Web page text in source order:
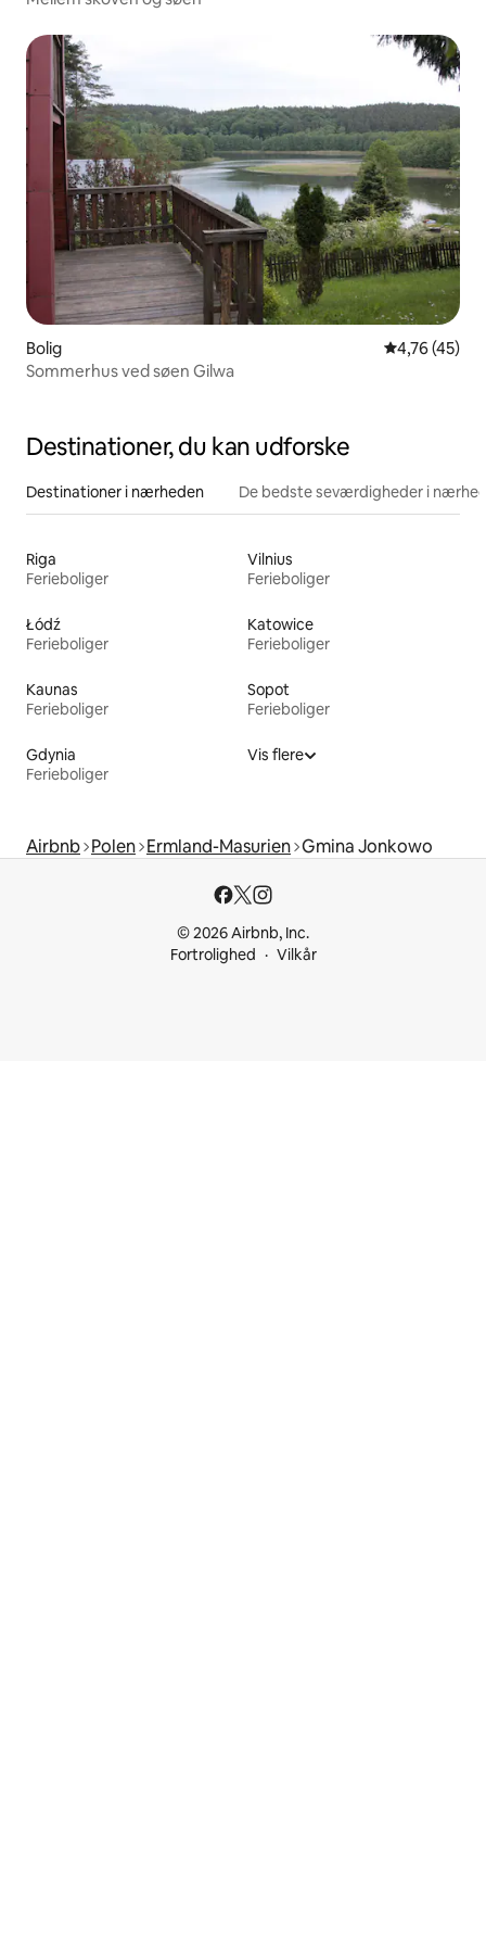
Bolig 4,76 ud af 5
4,76 (45)
Sommerhus ved søen Gilwa
Destinationer, du kan udforske
Destinationer i nærheden De bedste seværdigheder i
Riga
Ferieboliger
Vilnius
Ferieboliger
Łódź
Ferieboliger
Katowice
Ferieboliger
Kaunas
Ferieboliger
Sopot
Ferieboliger
Gdynia
Ferieboliger
Vis flere
Airbnb Polen Ermland-Masurien Gmina Jonkowo
© 2026 Airbnb, Inc.
Fortrolighed
Vilkår